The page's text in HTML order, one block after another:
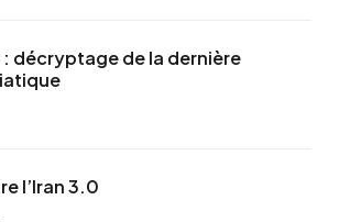
décryptage de la dernière
l’Iran 3.0